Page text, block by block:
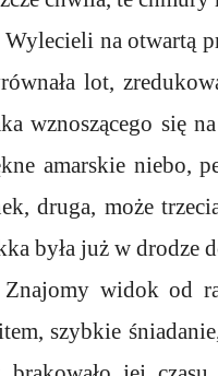
Wylecieli na otwartą
lot,
wznoszącego się
amarskie niebo,
druga, może
była już w drodze
Znajomy widok od
szybkie